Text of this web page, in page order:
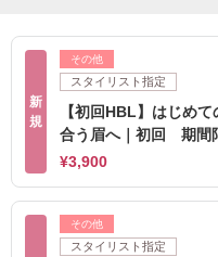
新
規
その他
スタイリスト指定
【初回HBL】はじめ
合う眉へ｜初回 期間
¥3,900
その他
スタイリスト指定